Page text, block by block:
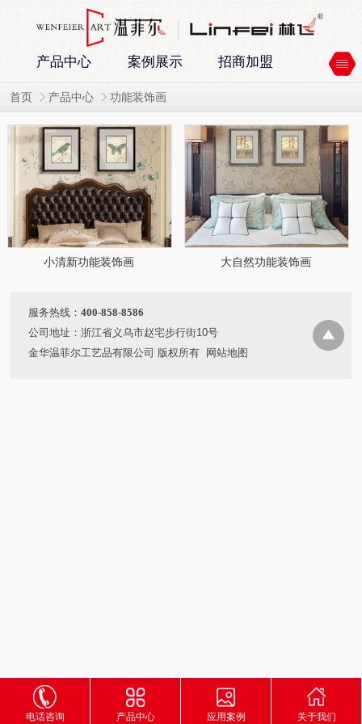
产品中心 案例展示 招商加盟
首页 产品中心 功能装饰画
小清新功能装饰画 大自然功能装饰画
服务热线： 400-858-8586
公司地址：浙江省义乌市赵宅步行街10号
金华温菲尔工艺品有限公司 版权所有
网站地图
电话咨询 产品中心 应用案例 关于我们